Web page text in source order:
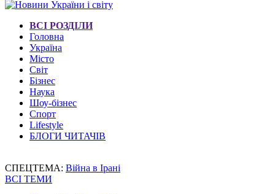
ВСІ РОЗДІЛИ
Головна
Україна
Місто
Світ
Бізнес
Наука
Шоу-бізнес
Спорт
Lifestyle
БЛОГИ ЧИТАЧІВ
СПЕЦТЕМА: Війна в Ірані
ВСІ ТЕМИ